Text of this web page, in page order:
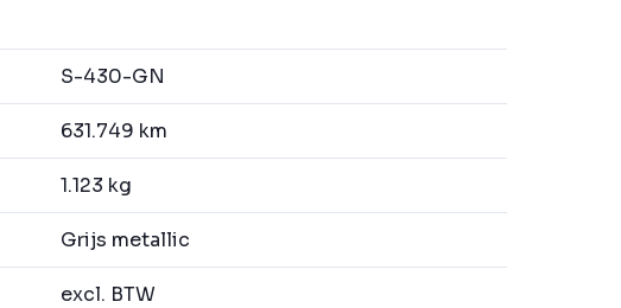
S-430-GN
631.749 km
1.123 kg
Grijs metallic
excl. BTW